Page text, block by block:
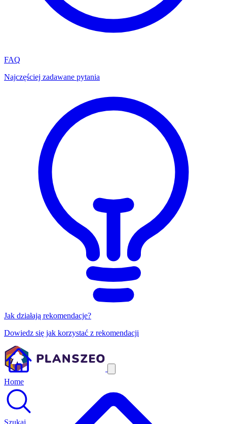
FAQ
Najczęściej zadawane pytania
Jak działają rekomendacje?
Dowiedz się jak korzystać z rekomendacji
Home
Szukaj